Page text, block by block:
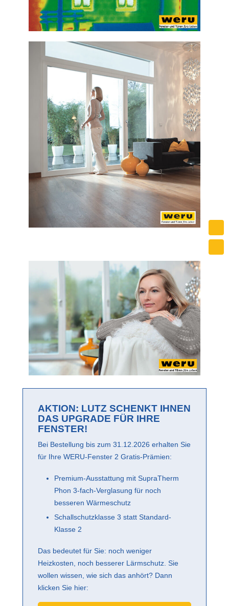
AKTION: LUTZ SCHENKT IHNEN
DAS UPGRADE FÜR IHRE
FENSTER!
Bei Bestellung bis zum 31.12.2026 erhalten Sie
für Ihre WERU-Fenster 2 Gratis-Prämien:
Premium-Ausstattung mit SupraTherm
Phon 3-fach-Verglasung für noch
besseren Wärmeschutz
Schallschutzklasse 3 statt Standard-
Klasse 2
Das bedeutet für Sie: noch weniger
Heizkosten, noch besserer Lärmschutz. Sie
wollen wissen, wie sich das anhört? Dann
klicken Sie hier: